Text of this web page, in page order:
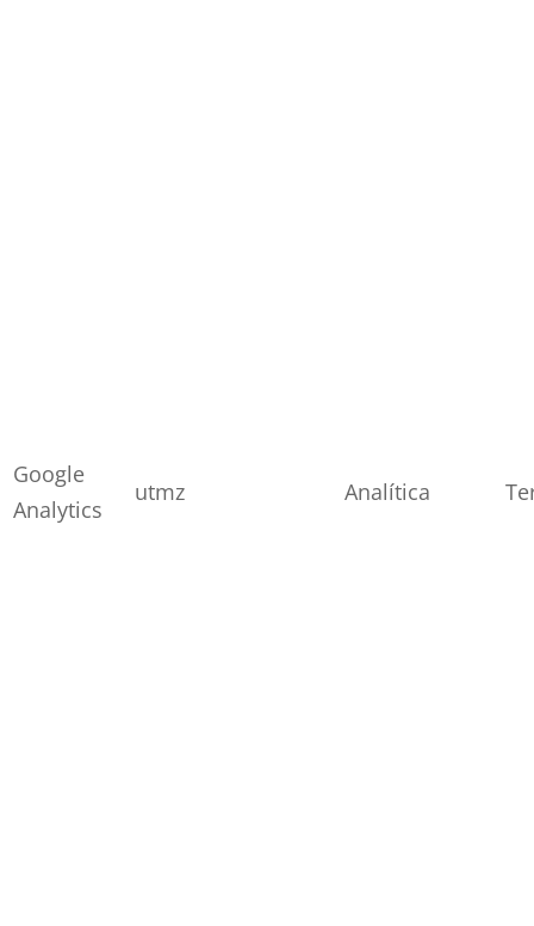
Google
Analytics
utmz Analítica